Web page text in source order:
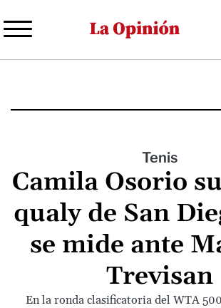
al
principal
Tenis
Camila Osorio
qualy de San
se mide ante
Trevisan
En la ronda clasificatoria del WTA